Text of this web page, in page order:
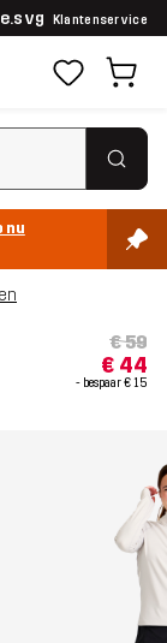
Klantenservice
nu
€ 59
€ 44
- bespaar€ 15